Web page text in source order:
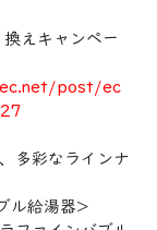
えキャンペー
post/ec
多彩なラインナ
ル給湯器>